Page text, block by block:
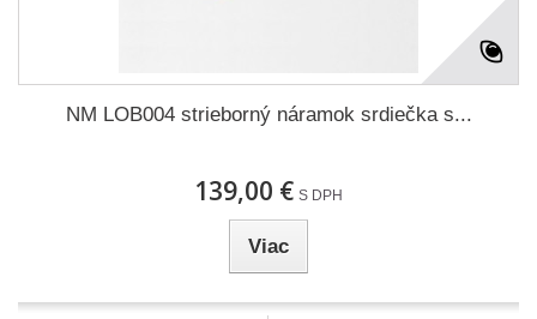
NM LOB004 strieborný náramok srdiečka s...
139,00 € S DPH
Viac